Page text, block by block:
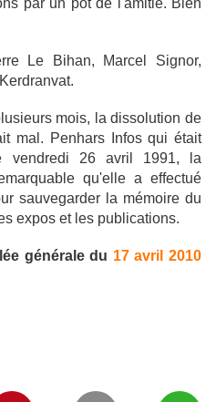
par un pot de l'amitié. Bien
Le Bihan, Marcel Signor,
mois, la dissolution de
mal. Penhars Infos qui était
vendredi 26 avril 1991, la
qu'elle a effectué
sauvegarder la mémoire du
expos et les publications.
générale du 17 avril 2010